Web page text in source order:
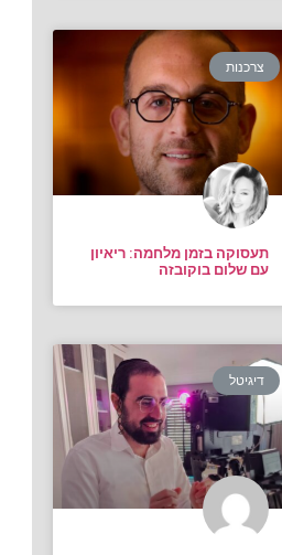
צרכנות
תעסוקה בזמן מלחמה: ריאיון
עם שלום בוקובזה
דיגיטל